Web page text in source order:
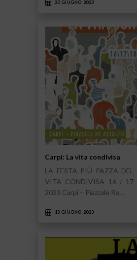
20 GIUGNO 2023
Carpi: La vita condivisa
LA FESTA PIÙ PAZZA
VITA CONDIVISA 16 / 17
2023 Carpi – Piazzale Re…
13 GIUGNO 2023